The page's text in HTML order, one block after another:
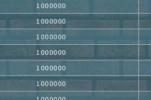
1000000
1000000
1000000
1000000
1000000
1000000